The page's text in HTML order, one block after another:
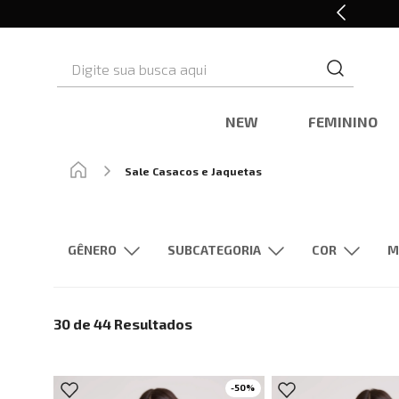
NEW FEMININO
Sale Casacos e Jaquetas
SUBCATEGORIA
GÊNERO
30 de 44Resultados
-50%